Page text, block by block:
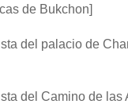
de Bukchon]
del palacio de
del Camino de